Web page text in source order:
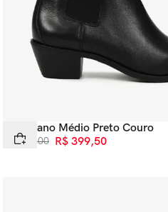
Bota Cano Médio Preto Couro
R$ 799 ,00 R$ 399,50